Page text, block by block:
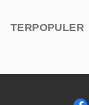
TERPOPULER